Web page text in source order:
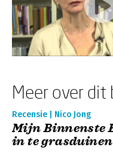
Meer over dit
Recensie | Nico Jong
Mijn Binnenste
in te